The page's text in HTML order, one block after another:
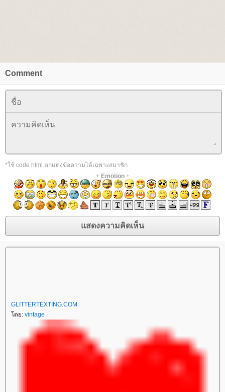
Comment
*ใช้ code html ตกแต่งข้อความได้เฉพาะสมาชิก
+ Emotion+
GLITTERTEXTING.COM
ดย: vintage